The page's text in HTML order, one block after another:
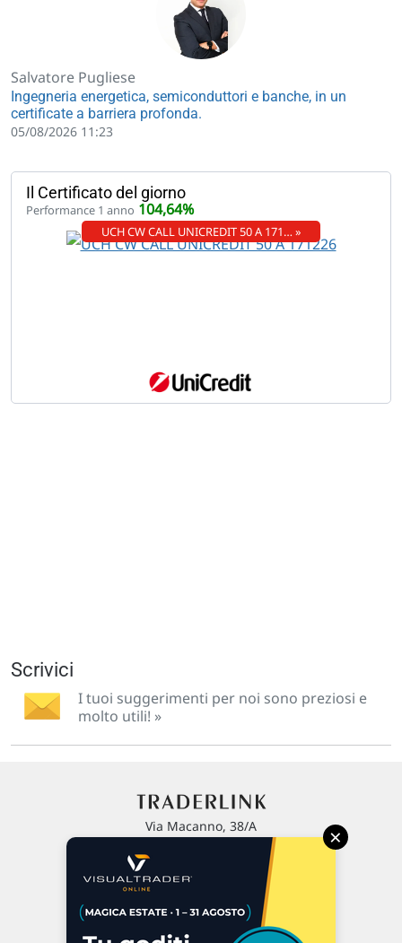
Salvatore Pugliese
Ingegneria energetica, semiconduttori e banche, in un
certificate a barriera profonda.
05/08/2026 11:23
Il Certificato del giorno
Performance 1 anno 104,64%
UCH CW CALL UNICREDIT 50 A 171… »
Scrivici
I tuoi suggerimenti per noi sono preziosi e
molto utili! »
Via Macanno, 38/A
P.IVA 02 452 460 401
Chi siamo
×